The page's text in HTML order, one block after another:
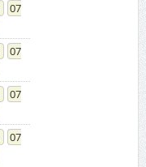
07
07
07
07